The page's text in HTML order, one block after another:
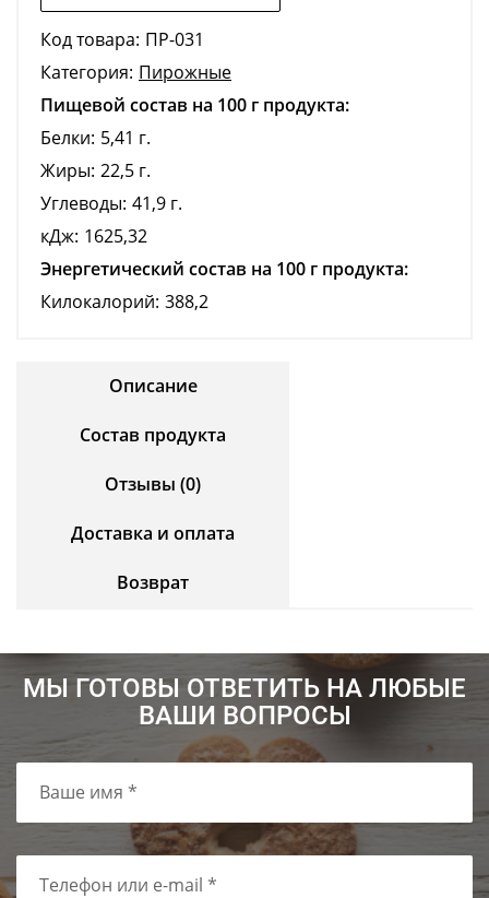
Код товара: ПР-031
Категория: Пирожные
Пищевой состав на 100 г продукта:
Белки: 5,41 г.
Жиры: 22,5 г.
Углеводы: 41,9 г.
кДж: 1625,32
Энергетический состав на 100 г продукта:
Килокалорий: 388,2
Описание
Состав продукта
Отзывы (0)
Доставка и оплата
Возврат
МЫ ГОТОВЫ ОТВЕТИТЬ НА ЛЮБЫЕ
ВАШИ ВОПРОСЫ
Ваше имя *
Телефон или e-mail *